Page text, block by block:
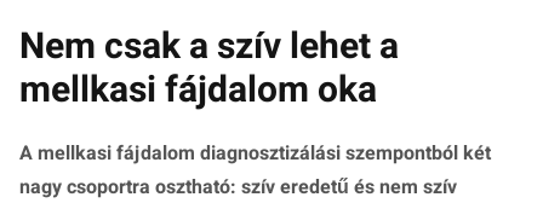
Nem csak a szív lehet a
mellkasi fájdalom oka
A mellkasi fájdalom diagnosztizálási szempontból két
nagy csoportra osztható: szív eredetű és nem szív